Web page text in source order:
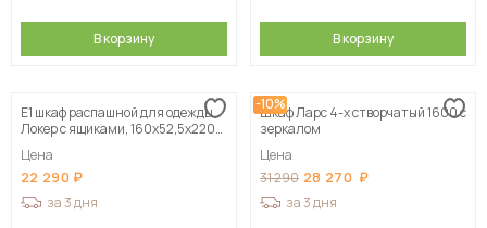
В корзину В корзину
Е1 шкаф распашной для одежды
Локер с ящиками, 160х52,5х220
Цена
22 290
за 3 дня
-10%
Шкаф Ларс 4-х створчатый 1600 с
зеркалом
Цена
31 290 28 270
за 3 дня